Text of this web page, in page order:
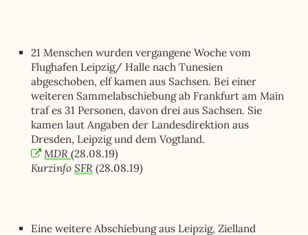
21 Menschen wurden vergangene Woche vom
Flughafen Leipzig/ Halle nach Tunesien
abgeschoben, elf kamen aus Sachsen. Bei einer
weiteren Sammelabschiebung ab Frankfurt am Main
traf es 31 Personen, davon drei aus Sachsen. Sie
kamen laut Angaben der Landesdirektion aus
Dresden, Leipzig und dem Vogtland.
MDR(28.08.19)
Kurzinfo SFR(28.08.19)
Eine weitere Abschiebung aus Leipzig, Zielland